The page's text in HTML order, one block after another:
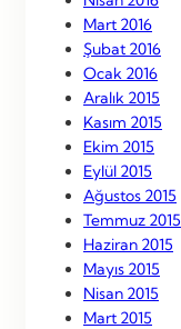
Mart 2016
Şubat 2016
Ocak 2016
Aralık 2015
Kasım 2015
Ekim 2015
Eylül 2015
Ağustos 2015
Temmuz 2015
Haziran 2015
Mayıs 2015
Nisan 2015
Mart 2015